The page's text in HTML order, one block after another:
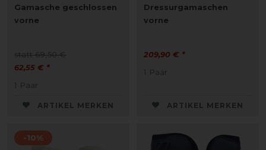
Gamasche geschlossen
vorne
statt 69,50 €
62,55 € *
1 Paar
ARTIKEL MERKEN
Dressurgamaschen
vorne
209,90 € *
1 Paar
ARTIKEL MERKEN
-10%